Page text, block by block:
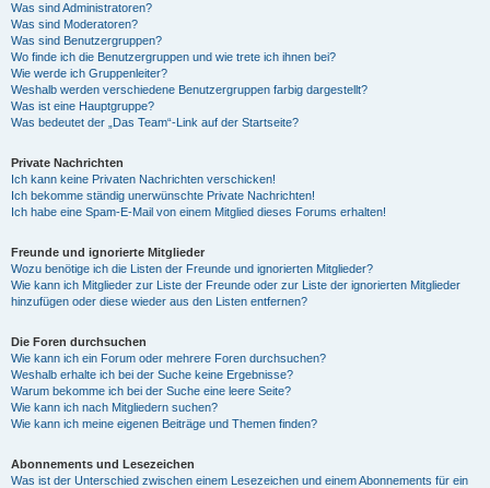
Was sind Administratoren?
Was sind Moderatoren?
Was sind Benutzergruppen?
Wo finde ich die Benutzergruppen und wie trete ich ihnen bei?
Wie werde ich Gruppenleiter?
Weshalb werden verschiedene Benutzergruppen farbig dargestellt?
Was ist eine Hauptgruppe?
Was bedeutet der „Das Team“-Link auf der Startseite?
Private Nachrichten
Ich kann keine Privaten Nachrichten verschicken!
Ich bekomme ständig unerwünschte Private Nachrichten!
Ich habe eine Spam-E-Mail von einem Mitglied dieses Forums erhalten!
Freunde und ignorierte Mitglieder
Wozu benötige ich die Listen der Freunde und ignorierten Mitglieder?
Wie kann ich Mitglieder zur Liste der Freunde oder zur Liste der ignorierten Mitglieder
hinzufügen oder diese wieder aus den Listen entfernen?
Die Foren durchsuchen
Wie kann ich ein Forum oder mehrere Foren durchsuchen?
Weshalb erhalte ich bei der Suche keine Ergebnisse?
Warum bekomme ich bei der Suche eine leere Seite?
Wie kann ich nach Mitgliedern suchen?
Wie kann ich meine eigenen Beiträge und Themen finden?
Abonnements und Lesezeichen
Was ist der Unterschied zwischen einem Lesezeichen und einem Abonnements für ein